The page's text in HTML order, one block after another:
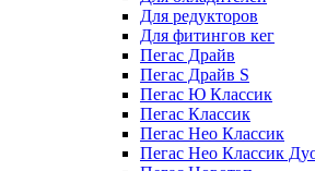
Для редукторов
Для фитингов кег
Пегас Драйв
Пегас Драйв S
Пегас Ю Классик
Пегас Классик
Пегас Нео Классик
Пегас Нео Классик